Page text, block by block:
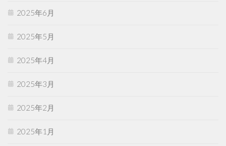
2025年6月
2025年5月
2025年4月
2025年3月
2025年2月
2025年1月